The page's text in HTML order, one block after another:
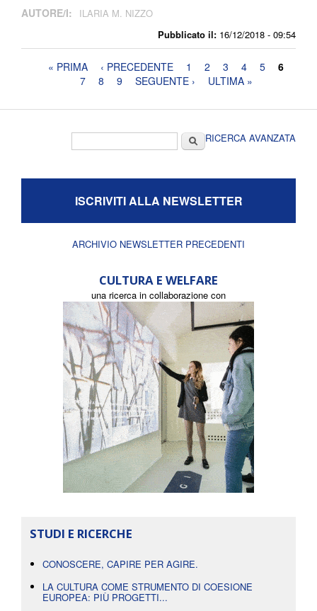
Pubblicato il: 16/12/2018 - 09:54
AUTORE/I: ILARIA M. NIZZO
Pagine« PRIMA ‹ PRECEDENTE 1 2 3 4 5
6
7
8 9 SEGUENTE › ULTIMA »
CercaRICERCA AVANZATA
ISCRIVITI ALLA NEWSLETTER
ARCHIVIO NEWSLETTER PRECEDENTI
CULTURA E WELFARE
una ricerca in collaborazione con
STUDI E RICERCHE
CONOSCERE, CAPIRE PER AGIRE.
LA CULTURA COME STRUMENTO DI COESIONE
EUROPEA: PIÙ PROGETTI...